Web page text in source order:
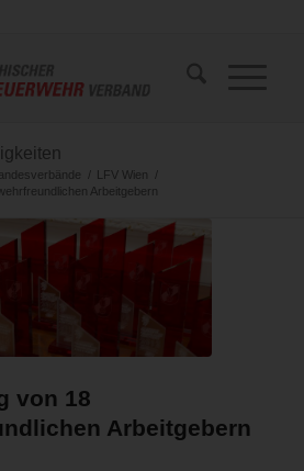
/ LFV Wien
/
Arbeitgebern
von 18
Arbeitgebern